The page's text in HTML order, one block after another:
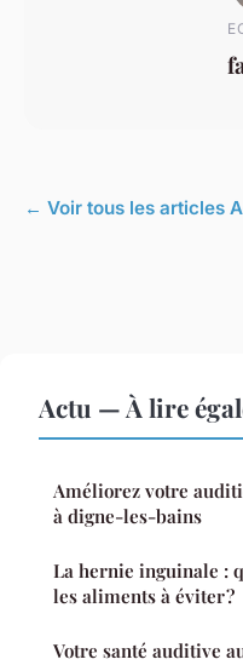
← Voir tous les articles
Actu — À lire
Améliorez votre
à digne-les-bains
La hernie inguinale :
les aliments à éviter ?
Votre santé auditive